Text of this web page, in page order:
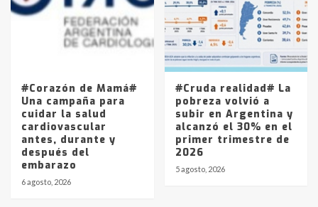
Los precios de los combustibles en
La Pampa, desde YPF hasta Axion
entre 857 a 1338 pesos
#Corazón de Mamá#
Una campaña para
cuidar la salud
cardiovascular
antes, durante y
después del
embarazo
6 agosto, 2026
#Cruda realidad# La
pobreza volvió a
subir en Argentina y
alcanzó el 30% en el
primer trimestre de
2026
5 agosto, 2026